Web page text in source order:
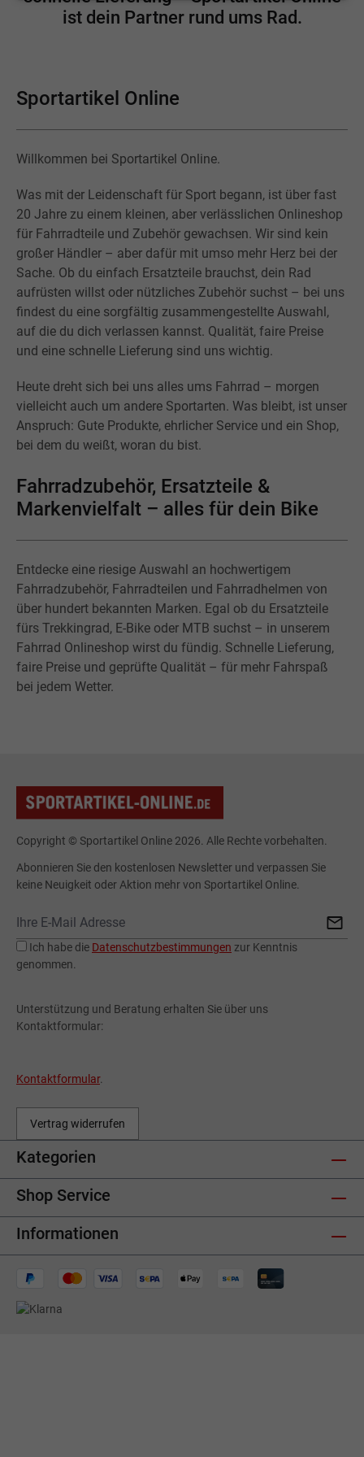
ist dein Partner rund ums Rad.
Sportartikel Online
Willkommen bei Sportartikel Online.
Was mit der Leidenschaft für Sport begann, ist über fast
20 Jahre zu einem kleinen, aber verlässlichen Onlineshop
für Fahrradteile und Zubehör gewachsen. Wir sind kein
großer Händler – aber dafür mit umso mehr Herz bei der
Sache. Ob du einfach Ersatzteile brauchst, dein Rad
aufrüsten willst oder nützliches Zubehör suchst – bei uns
findest du eine sorgfältig zusammengestellte Auswahl,
auf die du dich verlassen kannst. Qualität, faire Preise
und eine schnelle Lieferung sind uns wichtig.
Heute dreht sich bei uns alles ums Fahrrad – morgen
vielleicht auch um andere Sportarten. Was bleibt, ist unser
Anspruch: Gute Produkte, ehrlicher Service und ein Shop,
bei dem du weißt, woran du bist.
Fahrradzubehör, Ersatzteile &
Markenvielfalt – alles für dein Bike
Entdecke eine riesige Auswahl an hochwertigem
Fahrradzubehör, Fahrradteilen und Fahrradhelmen von
über hundert bekannten Marken. Egal ob du Ersatzteile
fürs Trekkingrad, E-Bike oder MTB suchst – in unserem
Fahrrad Onlineshop wirst du fündig. Schnelle Lieferung,
faire Preise und geprüfte Qualität – für mehr Fahrspaß
bei jedem Wetter.
Copyright © Sportartikel Online 2026. Alle Rechte vorbehalten.
Abonnieren Sie den kostenlosen Newsletter und verpassen Sie
keine Neuigkeit oder Aktion mehr von Sportartikel Online.
Ich habe die Datenschutzbestimmungen zur Kenntnis
genommen.
Unterstützung und Beratung erhalten Sie über uns
Kontaktformular:
Kontaktformular.
Vertrag widerrufen
Kategorien
Shop Service
Informationen